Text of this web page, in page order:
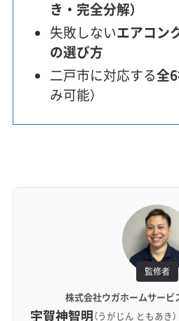
き・完全分解）
失敗しないエアコン
の選び方
二戸市に対応する全
み可能）
監修者
株式会社ウガホームサービ
宇賀神智明（うがじん ともあき）